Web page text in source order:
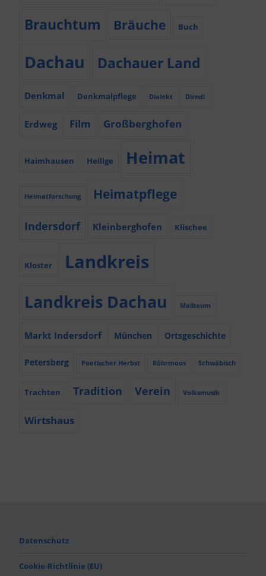
Brauchtum Bräuche Buch
Dachau Dachauer Land
Denkmal Denkmalpflege Dialekt Dirndl
Erdweg Film Großberghofen
Haimhausen Heilige Heimat
Heimatforschung Heimatpflege
Indersdorf Kleinberghofen Klischee
Kloster Landkreis
Landkreis Dachau Maibaum
Markt Indersdorf München Ortsgeschichte
Petersberg Poetischer Herbst Röhrmoos Schwäbisch
Trachten Tradition Verein Volksmusik
Wirtshaus
Datenschutz
Cookie-Richtlinie (EU)